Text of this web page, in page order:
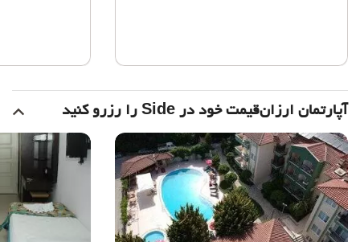
آپارتمان ارزان‌قیمت خود در Side را رزرو کنید